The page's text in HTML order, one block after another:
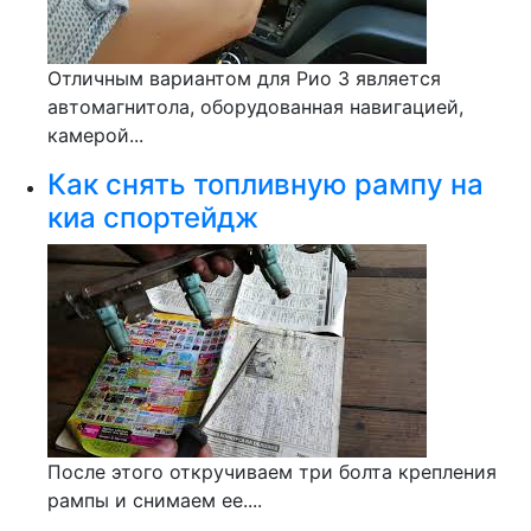
Отличным вариантом для Риo 3 является
автомагнитола, оборудованная навигацией,
камерой...
Как снять топливную рампу на
киа спортейдж
После этого откручиваем три болта крепления
рампы и снимаем ее....